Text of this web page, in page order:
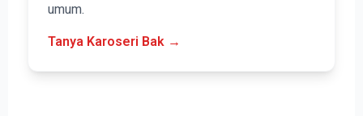
umum.
Tanya Karoseri Bak →